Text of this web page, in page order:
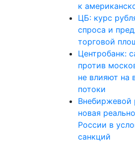
к
ЦБ: курс
спроса и
торговой
Центробанк:
против
не влияют на
потоки
Внебиржевой
новая
России в
санкций